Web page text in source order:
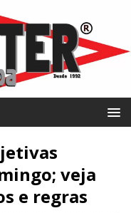
veja
e regras